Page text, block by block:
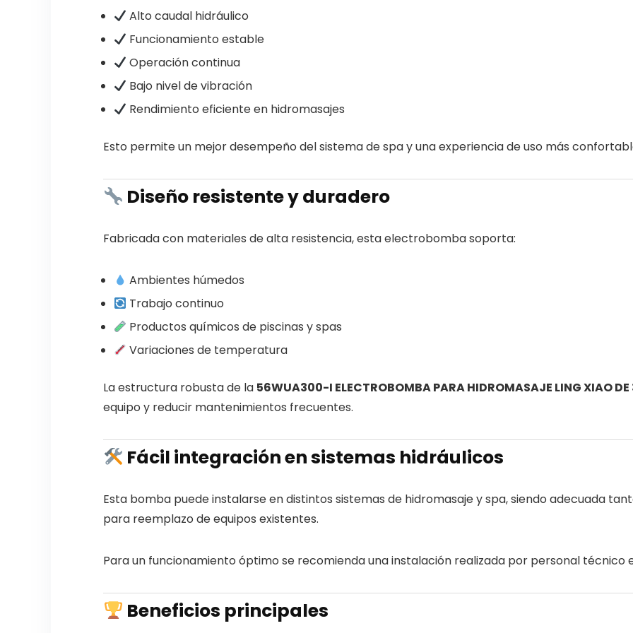
Alto caudal hidráulico
Funcionamiento estable
Operación continua
Bajo nivel de vibración
Rendimiento eficiente en hidromasajes
Esto permite un mejor desempeño del sistema de spa y una experiencia de uso más
Diseño resistente y duradero
Fabricada con materiales de alta resistencia, esta electrobomba soporta:
Ambientes húmedos
Trabajo continuo
Productos químicos de piscinas y spas
Variaciones de temperatura
La estructura robusta de la 56WUA300-I ELECTROBOMBA PARA HIDROMASAJE LING XIAO DE
equipo y reducir mantenimientos frecuentes.
Fácil integración en sistemas hidráulicos
Esta bomba puede instalarse en distintos sistemas de hidromasaje y spa, siendo adecuada
para reemplazo de equipos existentes.
Para un funcionamiento óptimo se recomienda una instalación realizada por personal técnico
Beneficios principales